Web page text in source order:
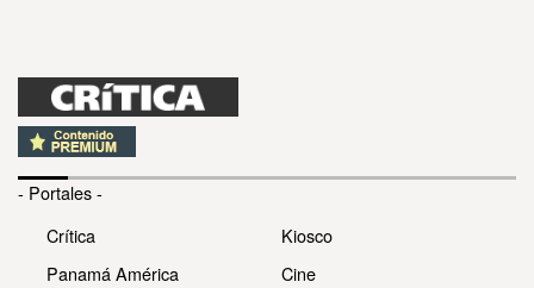
- Portales -
Crítica
Panamá América
Kiosco
Cine